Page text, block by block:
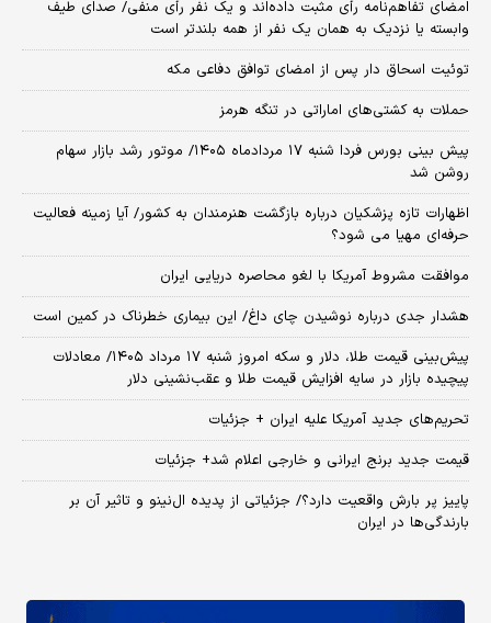
امضای تفاهم‌نامه رأی مثبت داده‌اند و یک نفر رأی منفی/ صدای طیف
وابسته یا نزدیک به همان یک نفر از همه بلندتر است
توئیت اسحاق دار پس از امضای توافق دفاعی مکه
حملات به کشتی‌های اماراتی در تنگه هرمز
پیش بینی بورس فردا شنبه ۱۷ مردادماه ۱۴۰۵/ موتور رشد بازار سهام
روشن شد
اظهارات تازه پزشکیان درباره بازگشت هنرمندان به کشور/ آیا زمینه فعالیت
حرفه‌ای مهیا می شود؟
موافقت مشروط آمریکا با لغو محاصره دریایی ایران
هشدار جدی درباره نوشیدن چای داغ/ این بیماری خطرناک در کمین است
پیش‌بینی قیمت طلا، دلار و سکه امروز شنبه ۱۷ مرداد ۱۴۰۵/ معادلات
پیچیده بازار در سایه افزایش قیمت طلا و عقب‌نشینی دلار
تحریم‌های جدید آمریکا علیه ایران + جزئیات
قیمت جدید برنج ایرانی و خارجی اعلام شد+ جزئیات
پاییز پر بارش واقعیت دارد؟/ جزئیاتی از پدیده ال‌نینو و تاثیر آن بر
بارندگی‌ها در ایران